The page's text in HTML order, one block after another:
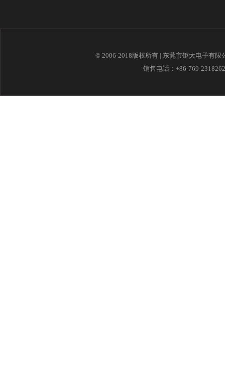
© 2006-2018版权所有 | 东莞市钜大电子有
销售电话：+86-769-